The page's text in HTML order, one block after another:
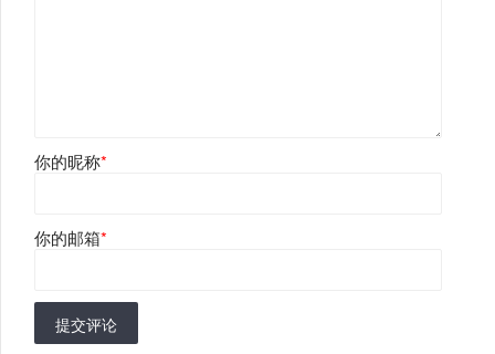
你的昵称*
你的邮箱*
提交评论